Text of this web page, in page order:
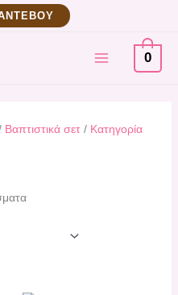
MAIN
MENU
0
Βαπτιστικά σετ/ Κατηγορία
Sorted
by